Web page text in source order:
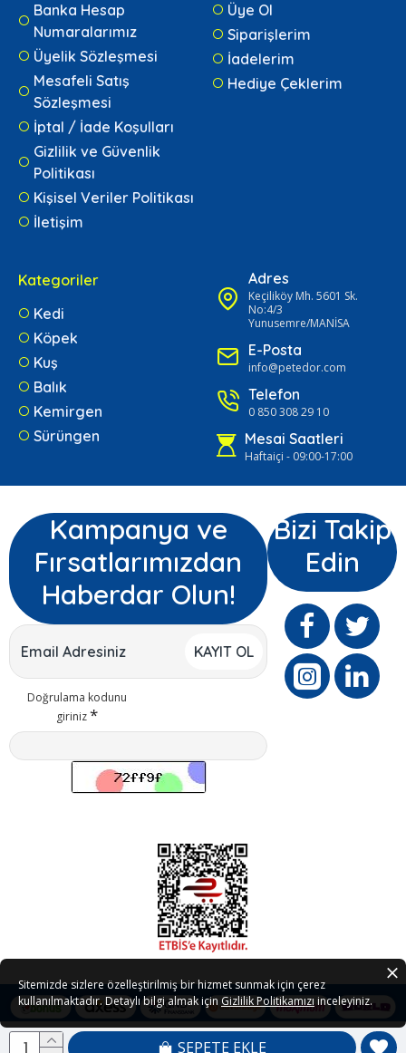
SEPETE EKLE
Banka Hesap
Numaralarımız
Üyelik Sözleşmesi
Mesafeli Satış
Sözleşmesi
İptal / İade Koşulları
Gizlilik ve Güvenlik
Politikası
Kişisel Veriler Politikası
İletişim
Üye Ol
Siparişlerim
İadelerim
Hediye Çeklerim
Kategoriler
Kedi
Köpek
Kuş
Balık
Kemirgen
Sürüngen
Adres
Keçiliköy Mh. 5601 Sk.
No:4/3
Yunusemre/MANİSA
E-Posta
info@petedor.com
Telefon
0 850 308 29 10
Mesai Saatleri
Haftaiçi - 09:00-17:00
Kampanya ve
Fırsatlarımızdan
Haberdar Olun!
KAYIT OL
Doğrulama kodunu
giriniz
Bizi Takip
Edin
Sitemizde sizlere özelleştirilmiş bir hizmet sunmak için çerez
kullanılmaktadır. Detaylı bilgi almak için Gizlilik Politikamızı inceleyiniz.